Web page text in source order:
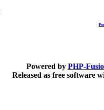
Powered by PHP-
Released as free software